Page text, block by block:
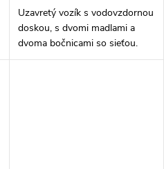
Uzavretý vozík s vodovzdornou
doskou, s dvomi madlami a
dvoma bočnicami so sieťou.
Nosnosť 500 kg. Vozík